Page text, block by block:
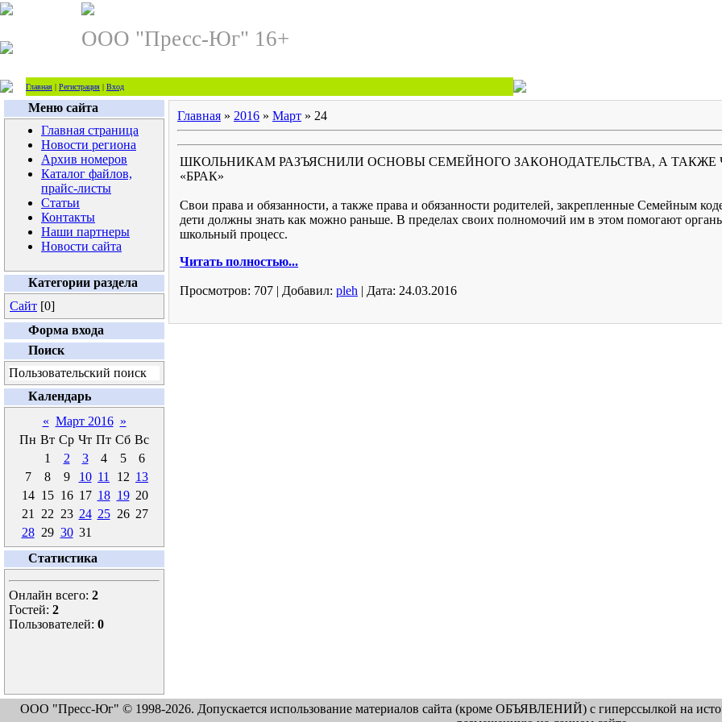
ООО "Пресс-Юг" 16+
Главная | Регистрация | Вход
Меню сайта
Главная страница
Новости региона
Архив номеров
Каталог файлов,
прайс-листы
Статьи
Контакты
Наши партнеры
Новости сайта
Категории раздела
Сайт [0]
Форма входа
Поиск
Пользовательский поиск
Календарь
« Март 2016 »
Пн Вт Ср Чт Пт Сб Вс
1
2 3 4 5
6
7
8 9 10 11 12 13
14 15 16 17 18 19 20
21
22 23 24 25 26 27
28 29 30 31
Статистика
Онлайн всего: 2
Гостей: 2
Пользователей: 0
Главная » 2016 » Март » 24
ШКОЛЬНИКАМ РАЗЪЯСНИЛИ ОСНОВЫ СЕМЕЙНОГО ЗАКОНОДАТЕЛЬСТВА, А ТАКЖЕ
«БРАК»
Свои права и обязанности, а также права и обязанности родителей, закрепленные Семейным
дети должны знать как можно раньше. В пределах своих полномочий им в этом помогают
школьный процесс.
Читать полностью...
Просмотров: 707 | Добавил: pleh | Дата: 24.03.2016
ООО "Пресс-Юг" © 1998-2026. Допускается использование материалов сайта (кроме ОБЪЯВЛЕНИЙ) с гиперссылкой на